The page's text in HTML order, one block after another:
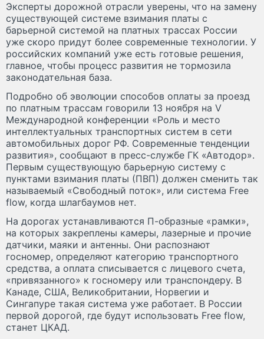
Эксперты дорожной отрасли уверены, что на замену
существующей системе взимания платы с
барьерной системой на платных трассах России
уже скоро придут более современные технологии. У
российских компаний уже есть готовые решения,
главное, чтобы процесс развития не тормозила
законодательная база.
Подробно об эволюции способов оплаты за проезд
по платным трассам говорили 13 ноября на V
Международной конференции «Роль и место
интеллектуальных транспортных систем в сети
автомобильных дорог РФ. Современные тенденции
развития», сообщают в пресс-службе ГК «Автодор».
Первым существующую барьерную систему с
пунктами взимания платы (ПВП) должен сменить так
называемый «Свободный поток», или система Free
flow, когда шлагбаумов нет.
На дорогах устанавливаются П-образные «рамки»,
на которых закреплены камеры, лазерные и прочие
датчики, маяки и антенны. Они распознают
госномер, определяют категорию транспортного
средства, а оплата списывается с лицевого счета,
«привязанного» к госномеру или транспондеру. В
Канаде, США, Великобритании, Норвегии и
Сингапуре такая система уже работает. В России
первой дорогой, где будут использовать Free flow,
станет ЦКАД.